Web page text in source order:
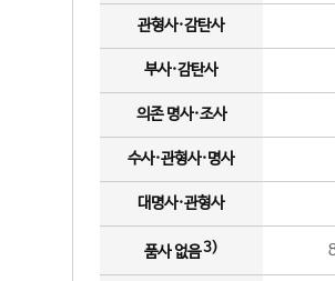
관형사·감탄사
부사·감탄사
의존 명사·조사
수사·관형사·명사
대명사·관형사
품사 없음3)